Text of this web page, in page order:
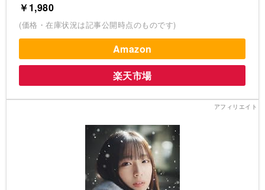
￥1,980
(価格・在庫状況は記事公開時点のものです)
Amazon
楽天市場